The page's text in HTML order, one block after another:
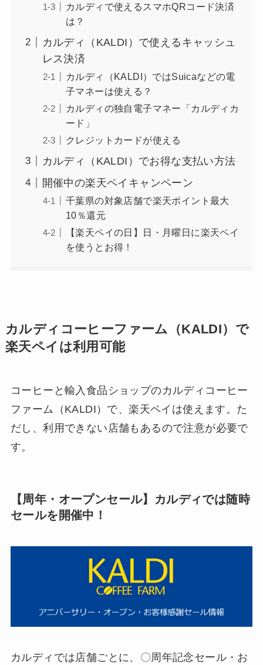
カルディで使えるスマホQRコード決済
は？
カルディ（KALDI）で使えるキャッシュ
レス決済
カルディ（KALDI）ではSuicaなどの電
子マネーは使える？
カルディの独自電子マネー「カルディカ
ード」
クレジットカードが使える
カルディ（KALDI）でお得な支払い方法
開催中の楽天ペイキャンペーン
千葉県の対象店舗で楽天ポイント最大
10％還元
【楽天ペイの日】日・月曜日に楽天ペイ
を使うとお得！
カルディコーヒーファーム（KALDI）で
楽天ペイは利用可能
コーヒーと輸入食品ショップのカルディコーヒー
ファーム（KALDI）で、楽天ペイは使えます。た
だし、利用できない店舗もあるので注意が必要で
す。
【周年・オープンセール】カルディでは随時
セールを開催中！
カルディでは店舗ごとに、〇周年記念セール・お